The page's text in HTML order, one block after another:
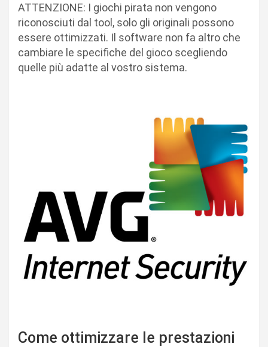
ATTENZIONE: I giochi pirata non vengono
riconosciuti dal tool, solo gli originali possono
essere ottimizzati. Il software non fa altro che
cambiare le specifiche del gioco scegliendo
quelle più adatte al vostro sistema.
Come ottimizzare le prestazioni